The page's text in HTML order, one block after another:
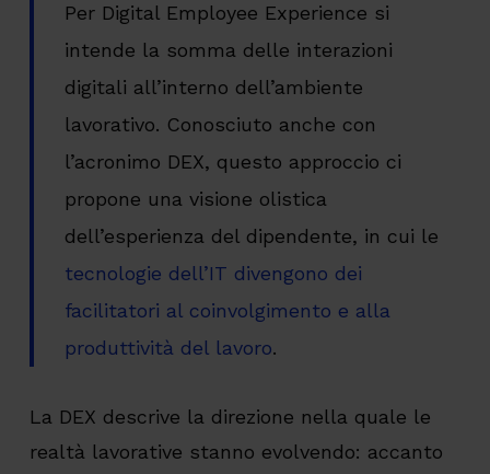
Per Digital Employee Experience si
intende la somma delle interazioni
digitali all’interno dell’ambiente
lavorativo. Conosciuto anche con
l’acronimo DEX, questo approccio ci
propone una visione olistica
dell’esperienza del dipendente, in cui le
tecnologie dell’IT divengono dei
facilitatori al coinvolgimento e alla
produttività del lavoro.
La DEX descrive la direzione nella quale le
realtà lavorative stanno evolvendo: accanto